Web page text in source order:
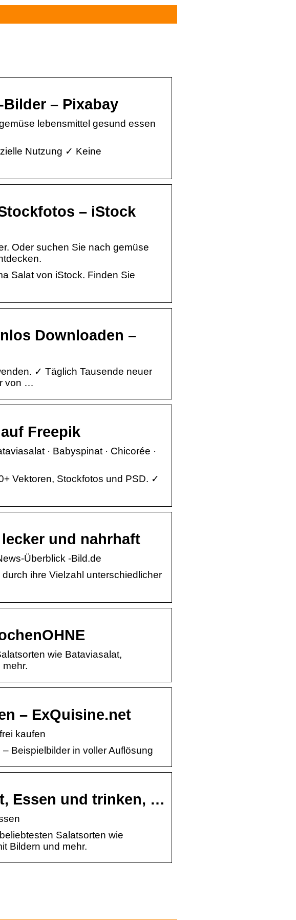
– Pixabay
lebensmittel gesund essen
Nutzung ✓ Keine
– iStock
Oder suchen Sie nach gemüse
Salat von iStock. Finden Sie
Downloaden –
✓ Täglich Tausende neuer
von …
Freepik
· Babyspinat · Chicorée ·
Vektoren, Stockfotos und PSD. ✓
und nahrhaft
Überblick -Bild.de
ihre Vielzahl unterschiedlicher
wie Bataviasalat,
– ExQuisine.net
kaufen
Beispielbilder in voller Auflösung
Essen und trinken, …
Salatsorten wie
Bildern und mehr.